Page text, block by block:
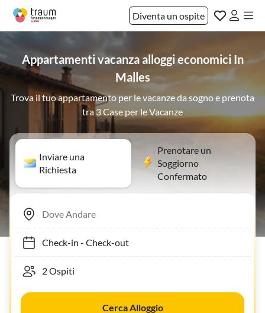
Diventa un ospite
Appartamenti vacanza alloggi economici In
Malles
Trova il tuo appartamento per le vacanze da sogno e prenota
tra 3 Case per le Vacanze
Inviare una
Richiesta
Prenotare un
Soggiorno
Confermato
Check-in- Check-out
Cerca Alloggio